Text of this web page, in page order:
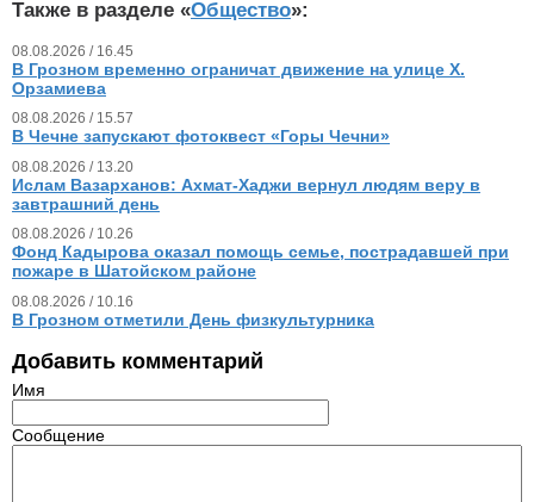
Также в разделе «Общество»:
08.08.2026 / 16.45
В Грозном временно ограничат движение на улице Х.
Орзамиева
08.08.2026 / 15.57
В Чечне запускают фотоквест «Горы Чечни»
08.08.2026 / 13.20
Ислам Вазарханов: Ахмат-Хаджи вернул людям веру в
завтрашний день
08.08.2026 / 10.26
Фонд Кадырова оказал помощь семье, пострадавшей при
пожаре в Шатойском районе
08.08.2026 / 10.16
В Грозном отметили День физкультурника
Добавить комментарий
Имя
Сообщение